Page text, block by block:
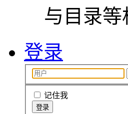
与目录
登录
记住我